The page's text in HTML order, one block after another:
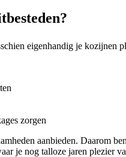
eigenhandig je
zorgen
aanbieden. Daarom
je nog talloze jaren plezier